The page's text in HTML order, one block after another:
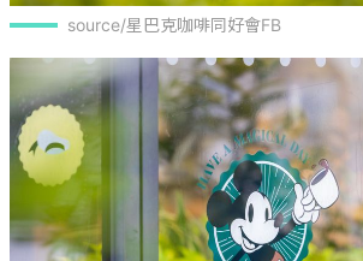
source/星巴克咖啡同好會FB